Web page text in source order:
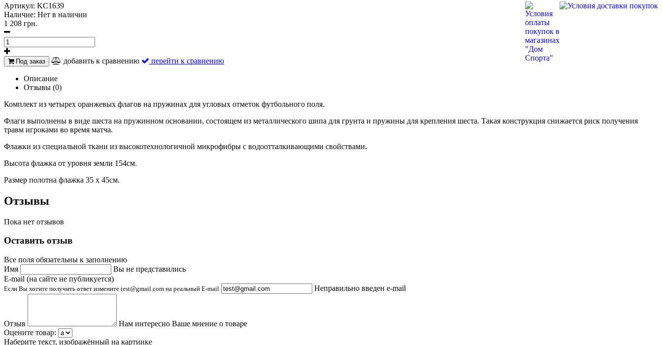
Артикул: KC1639
Наличие: Нет в наличии
1 208 грн.
Под заказ добавить к сравнению перейти к сравнению
Описание
Отзывы (0)
Комплект из четырех оранжевых флагов на пружинах для угловых отметок футбольного поля.
Флаги выполнены в виде шеста на пружинном основании, состоящем из металлического шипа для грунта и пружины для крепления шеста. Такая конструкция снижается риск получения
травм игроками во время матча.
Флажки из специальной ткани из высокотехнологичной микрофибры с водоотталкивающими свойствами.
Высота флажка от уровня земли 154см.
Размер полотна флажка 35 х 45см.
Отзывы
Пока нет отзывов
Оставить отзыв
Все поля обязательны к заполнению
Имя
Вы не представились
E-mail (на сайте не публикуется)
Если Вы хотите получить ответ измените test@gmail.com на реальный E-mail Неправильно введен e-mail
Отзыв
Нам интересно Ваше мнение о товаре
Оцените товар:
Наберите текст, изображённый на картинке